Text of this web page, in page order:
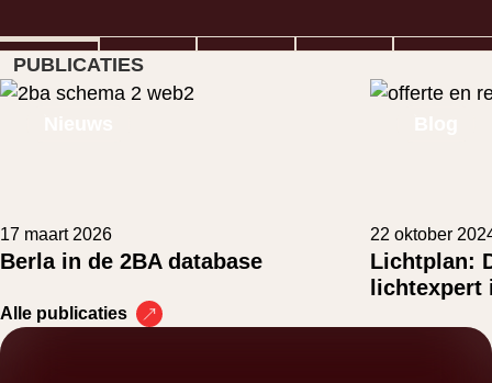
Google review
Bekijk project
Bekijk project
PUBLICATIES
Alle publicaties
17 maart 2026
Berla in de 2BA database
22 oktober
Lichtplan:
lichtexpert